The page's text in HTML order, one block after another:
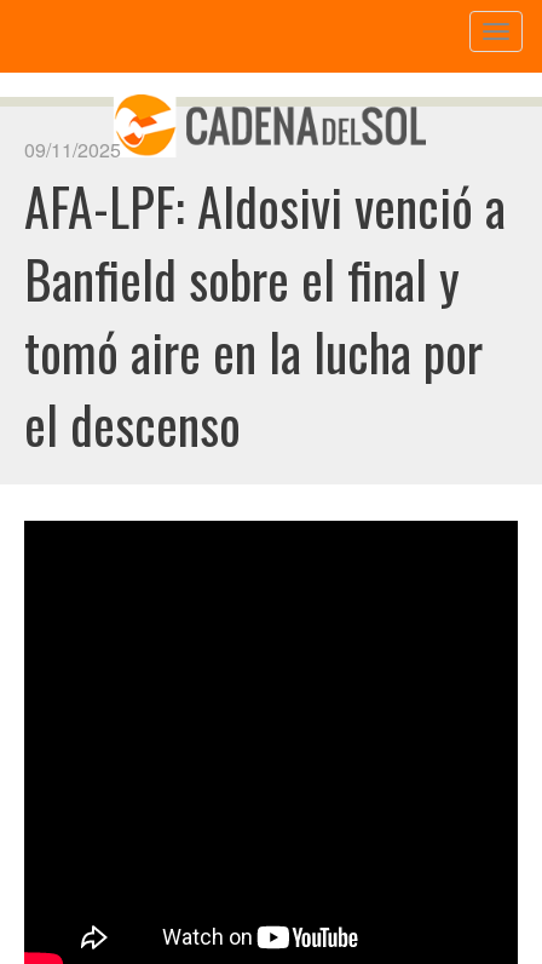
09/11/2025
AFA-LPF: Aldosivi venció a
Banfield sobre el final y
tomó aire en la lucha por
el descenso